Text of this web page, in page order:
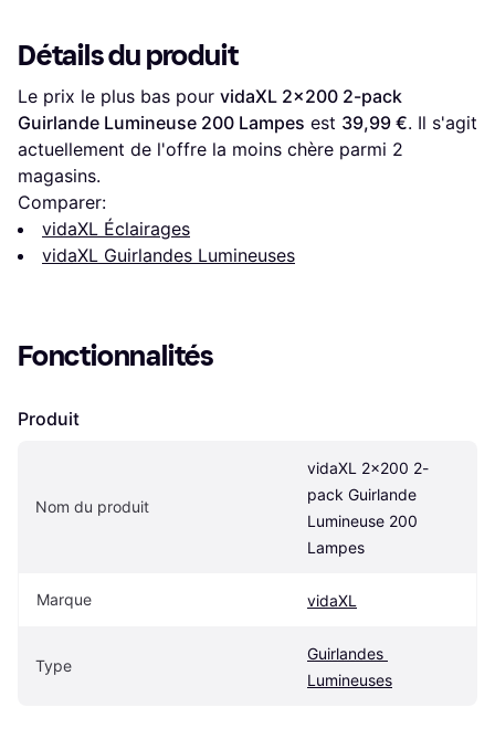
Détails du produit
Le prix le plus bas pour vidaXL 2x200 2-pack
Guirlande Lumineuse 200 Lampes est 39,99 €. Il s'agit
actuellement de l'offre la moins chère parmi 2
magasins.
Comparer:
vidaXL Éclairages
vidaXL Guirlandes Lumineuses
Fonctionnalités
Produit
Nom du produit
vidaXL 2x200 2-
pack Guirlande
Lumineuse 200
Lampes
Marque vidaXL
Type
Guirlandes
Lumineuses